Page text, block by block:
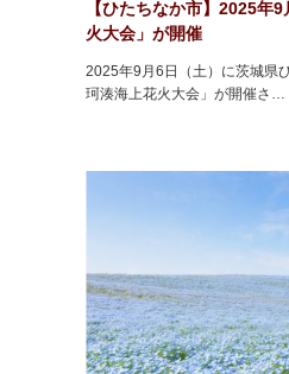
【ひたちなか市】2025年
火大会」が開催
2025年9月6日（土）に茨城県
珂湊海上花火大会」が開催さ…